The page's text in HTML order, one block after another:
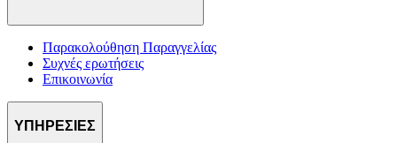
Παρακολούθηση Παραγγελίας
Συχνές ερωτήσεις
Επικοινωνία
ΥΠΗΡΕΣΙΕΣ